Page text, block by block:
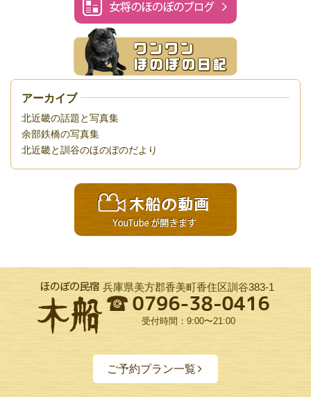
アーカイブ
北近畿の話題と写真集
余部鉄橋の写真集
北近畿と訓谷のほのぼのだより
兵庫県美方郡香美町香住区訓谷383-1
受付時間：9:00〜21:00
ご予約プラン一覧